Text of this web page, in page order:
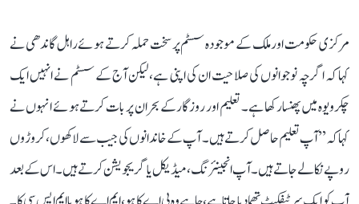
مرکزی حکومت اور ملک کے موجودہ سسٹم پر سخت حملہ کرتے ہوئے راہل گاندھی نے
کہا کہ اگرچہ نوجوانوں کی صلاحیت ان کی اپنی ہے، لیکن آج کے سسٹم نے انہیں ایک
چکرویوہ میں پھنسا رکھا ہے۔ تعلیم اور روزگار کے بحران پر بات کرتے ہوئے انہوں نے
کہا کہ ’’آپ تعلیم حاصل کرتے ہیں۔ آپ کے خاندانوں کی جیب سے لاکھوں، کروڑوں
روپے نکالے جاتے ہیں۔ آپ انجینئرنگ، میڈیکل یا گریجویشن کرتے ہیں۔ اس کے بعد